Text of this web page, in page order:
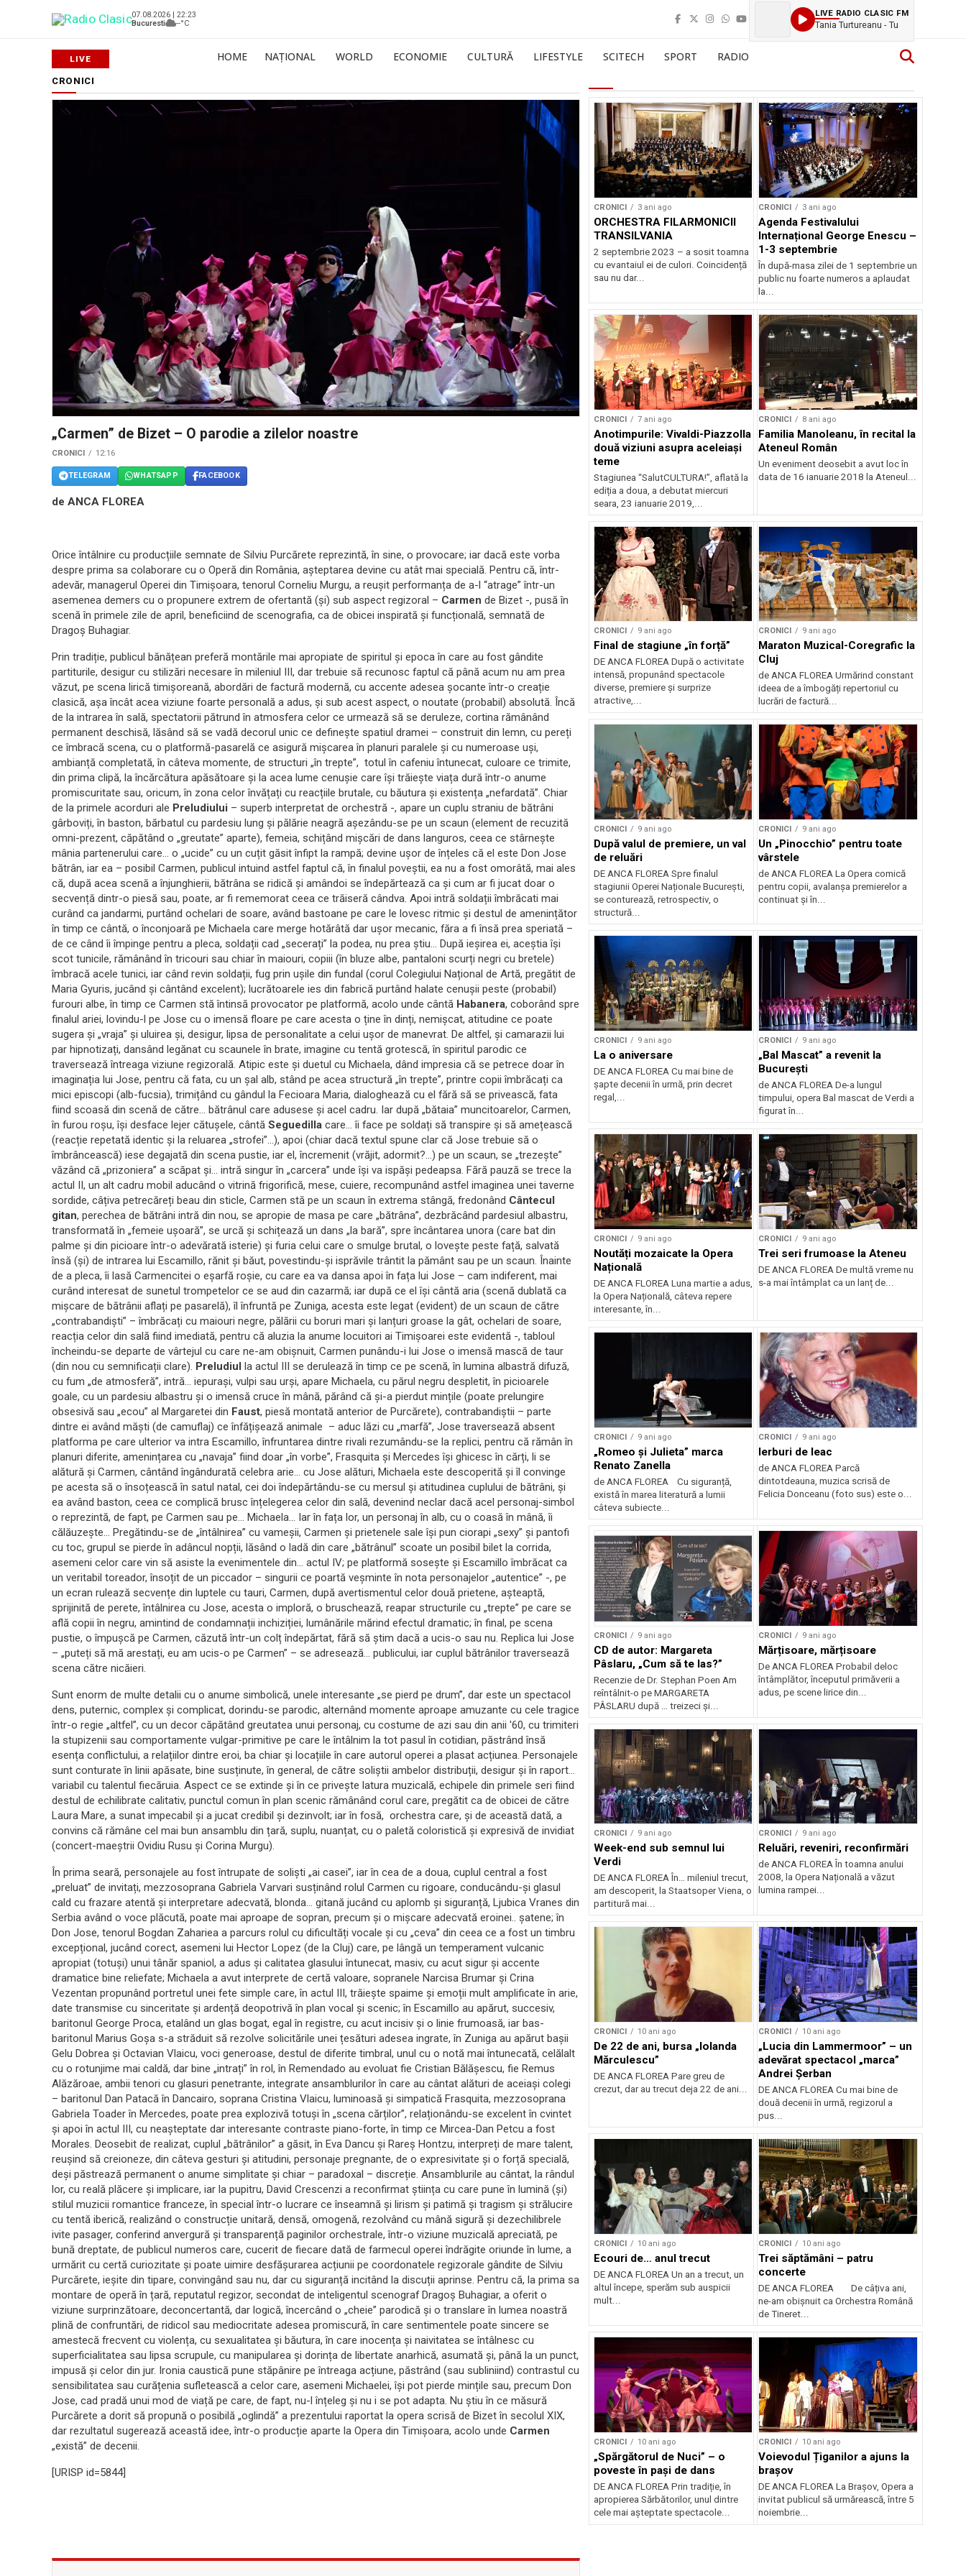
07.08.2026 | 22:23
Bucuresti
--°C
LIVE RADIO CLASIC FM
Tania Turtureanu - Tu
HOME NAȚIONAL WORLD ECONOMIE CULTURĂ LIFESTYLE SCITECH SPORT RADIO
CRONICI
„Carmen” de Bizet – O parodie a zilelor noastre
CRONICI 12:16
TELEGRAM WHATSAPP FACEBOOK
de ANCA FLOREA
Orice întâlnire cu producțiile semnate de Silviu Purcărete reprezintă, în sine, o provocare; iar dacă este vorba
despre prima sa colaborare cu o Operă din România, așteptarea devine cu atât mai specială. Pentru că, într-
adevăr, managerul Operei din Timișoara, tenorul Corneliu Murgu, a reușit performanța de a-l “atrage” într-un
asemenea demers cu o propunere extrem de ofertantă (și) sub aspect regizoral – Carmen de Bizet -, pusă în
scenă în primele zile de april, beneficiind de scenografia, ca de obicei inspirată și funcțională, semnată de
Dragoș Buhagiar.
Prin tradiție, publicul bănățean preferă montările mai apropiate de spiritul și epoca în care au fost gândite
partiturile, desigur cu stilizări necesare în mileniul III, dar trebuie să recunosc faptul că până acum nu am prea
văzut, pe scena lirică timișoreană, abordări de factură modernă, cu accente adesea șocante într-o creație
clasică, așa încât acea viziune foarte personală a adus, și sub acest aspect, o noutate (probabil) absolută. Încă
de la intrarea în sală, spectatorii pătrund în atmosfera celor ce urmează să se deruleze, cortina rămânând
permanent deschisă, lăsând să se vadă decorul unic ce definește spatiul dramei – construit din lemn, cu pereți
ce îmbracă scena, cu o platformă-pasarelă ce asigură mișcarea în planuri paralele și cu numeroase uși,
ambianță completată, în câteva momente, de structuri „în trepte”, totul în cafeniu întunecat, culoare ce trimite,
din prima clipă, la încărcătura apăsătoare și la acea lume cenușie care își trăiește viața dură într-o anume
promiscuritate sau, oricum, în zona celor învățați cu reacțiile brutale, cu băutura și existența „nefardată”. Chiar
de la primele acorduri ale Preludiului – superb interpretat de orchestră -, apare un cuplu straniu de bătrâni
gârboviți, în baston, bărbatul cu pardesiu lung și pălărie neagră așezându-se pe un scaun (element de recuzită
omni-prezent, căpătând o „greutate” aparte), femeia, schițând mișcări de dans languros, ceea ce stârnește
mânia partenerului care… o „ucide” cu un cuțit găsit înfipt la rampă; devine ușor de înțeles că el este Don Jose
bătrân, iar ea – posibil Carmen, publicul intuind astfel faptul că, în finalul poveștii, ea nu a fost omorâtă, mai ales
că, după acea scenă a înjunghierii, bătrâna se ridică și amândoi se îndepărtează ca și cum ar fi jucat doar o
secvență dintr-o piesă sau, poate, ar fi rememorat ceea ce trăiseră cândva. Apoi intră soldații îmbrăcati mai
curând ca jandarmi, purtând ochelari de soare, având bastoane pe care le lovesc ritmic și destul de amenințător
în timp ce cântă, o înconjoară pe Michaela care merge hotărâtă dar ușor mecanic, făra a fi însă prea speriată –
de ce când îi împinge pentru a pleca, soldații cad „secerați” la podea, nu prea știu… După ieșirea ei, aceștia își
scot tunicile, rămânând în tricouri sau chiar în maiouri, copiii (în bluze albe, pantaloni scurți negri cu bretele)
îmbracă acele tunici, iar când revin soldații, fug prin ușile din fundal (corul Colegiului Național de Artă, pregătit de
Maria Gyuris, jucând și cântând excelent); lucrătoarele ies din fabrică purtând halate cenușii peste (probabil)
furouri albe, în timp ce Carmen stă întinsă provocator pe platformă, acolo unde cântă Habanera, coborând spre
finalul ariei, lovindu-l pe Jose cu o imensă floare pe care acesta o ține în dinți, nemișcat, atitudine ce poate
sugera și „vraja” și uluirea și, desigur, lipsa de personalitate a celui ușor de manevrat. De altfel, și camarazii lui
par hipnotizați, dansând legănat cu scaunele în brate, imagine cu tentă grotescă, în spiritul parodic ce
traversează întreaga viziune regizorală. Atipic este și duetul cu Michaela, dând impresia că se petrece doar în
imaginația lui Jose, pentru că fata, cu un șal alb, stând pe acea structură „în trepte”, printre copii îmbrăcați ca
mici episcopi (alb-fucsia), trimițând cu gândul la Fecioara Maria, dialoghează cu el fără să se privească, fata
fiind scoasă din scenă de către… bătrânul care adusese și acel cadru. Iar după „bătaia” muncitoarelor, Carmen,
în furou roșu, își desface lejer cătușele, cântă Seguedilla care… îi face pe soldați să transpire și să amețească
(reacție repetată identic și la reluarea „strofei”…), apoi (chiar dacă textul spune clar că Jose trebuie să o
îmbrâncească) iese degajată din scena pustie, iar el, încremenit (vrăjit, adormit?…) pe un scaun, se „trezește”
văzând că „prizoniera” a scăpat și… intră singur în „carcera” unde își va ispăși pedeapsa. Fără pauză se trece la
actul II, un alt cadru mobil aducând o vitrină frigorifică, mese, cuiere, recompunând astfel imaginea unei taverne
sordide, câțiva petrecăreți beau din sticle, Carmen stă pe un scaun în extrema stângă, fredonând Cântecul
gitan, perechea de bătrâni intră din nou, se apropie de masa pe care „bătrâna”, dezbrăcând pardesiul albastru,
transformată în „femeie ușoară”, se urcă și schițează un dans „la bară”, spre încântarea unora (care bat din
palme și din picioare într-o adevărată isterie) și furia celui care o smulge brutal, o lovește peste față, salvată
însă (și) de intrarea lui Escamillo, rănit și băut, povestindu-și isprăvile trântit la pământ sau pe un scaun. Înainte
de a pleca, îi lasă Carmencitei o eșarfă roșie, cu care ea va dansa apoi în fața lui Jose – cam indiferent, mai
curând interesat de sunetul trompetelor ce se aud din cazarmă; iar după ce el își cântă aria (scenă dublată ca
mișcare de bătrânii aflați pe pasarelă), îl înfruntă pe Zuniga, acesta este legat (evident) de un scaun de către
„contrabandiști” – îmbrăcați cu maiouri negre, pălării cu boruri mari și lanțuri groase la gât, ochelari de soare,
reacția celor din sală fiind imediată, pentru că aluzia la anume locuitori ai Timișoarei este evidentă -, tabloul
încheindu-se departe de vârtejul cu care ne-am obișnuit, Carmen punându-i lui Jose o imensă mască de taur
(din nou cu semnificații clare). Preludiul la actul III se derulează în timp ce pe scenă, în lumina albastră difuză,
cu fum „de atmosferă”, intră… iepurași, vulpi sau urși, apare Michaela, cu părul negru despletit, în picioarele
goale, cu un pardesiu albastru și o imensă cruce în mână, părând că și-a pierdut mințile (poate prelungire
obsesivă sau „ecou” al Margaretei din Faust, piesă montată anterior de Purcărete), contrabandiștii – parte
dintre ei având măști (de camuflaj) ce înfățișează animale – aduc lăzi cu „marfă”, Jose traversează absent
platforma pe care ulterior va intra Escamillo, înfruntarea dintre rivali rezumându-se la replici, pentru că rămân în
planuri diferite, amenințarea cu „navaja” fiind doar „în vorbe”, Frasquita și Mercedes își ghicesc în cărți, li se
alătură și Carmen, cântând îngândurată celebra arie… cu Jose alături, Michaela este descoperită și îl convinge
pe acesta să o însoțească în satul natal, cei doi îndepărtându-se cu mersul și atitudinea cuplului de bătrâni, și
ea având baston, ceea ce complică brusc înțelegerea celor din sală, devenind neclar dacă acel personaj-simbol
o reprezintă, de fapt, pe Carmen sau pe… Michaela… Iar în fața lor, un personaj în alb, cu o coasă în mână, îi
călăuzește… Pregătindu-se de „întâlnirea” cu vameșii, Carmen și prietenele sale își pun ciorapi „sexy” și pantofi
cu toc, grupul se pierde în adâncul nopții, lăsând o ladă din care „bătrânul” scoate un posibil bilet la corrida,
asemeni celor care vin să asiste la evenimentele din… actul IV; pe platformă sosește și Escamillo îmbrăcat ca
un veritabil toreador, însoțit de un piccador – singurii ce poartă veșminte în nota personajelor „autentice” -, pe
un ecran rulează secvențe din luptele cu tauri, Carmen, după avertismentul celor două prietene, așteaptă,
sprijinită de perete, întâlnirea cu Jose, acesta o imploră, o bruschează, reapar structurile cu „trepte” pe care se
află copii în negru, amintind de condamnații inchiziției, lumânările mărind efectul dramatic; în final, pe scena
pustie, o împușcă pe Carmen, căzută într-un colț îndepărtat, fără să știm dacă a ucis-o sau nu. Replica lui Jose
– „puteți să mă arestați, eu am ucis-o pe Carmen” – se adresează… publicului, iar cuplul bătrânilor traversează
scena către nicăieri.
Sunt enorm de multe detalii cu o anume simbolică, unele interesante „se pierd pe drum”, dar este un spectacol
dens, puternic, complex și complicat, dorindu-se parodic, alternând momente aproape amuzante cu cele tragice
într-o regie „altfel”, cu un decor căpătând greutatea unui personaj, cu costume de azi sau din anii '60, cu trimiteri
la stupizenii sau comportamente vulgar-primitive pe care le întâlnim la tot pasul în cotidian, păstrând însă
esența conflictului, a relațiilor dintre eroi, ba chiar și locațiile în care autorul operei a plasat acțiunea. Personajele
sunt conturate în linii apăsate, bine susținute, în general, de către soliștii ambelor distribuții, desigur și în raport…
variabil cu talentul fiecăruia. Aspect ce se extinde și în ce privește latura muzicală, echipele din primele seri fiind
destul de echilibrate calitativ, punctul comun în plan scenic rămânând corul care, pregătit ca de obicei de către
Laura Mare, a sunat impecabil și a jucat credibil și dezinvolt; iar în fosă, orchestra care, și de această dată, a
convins că rămâne cel mai bun ansamblu din țară, suplu, nuanțat, cu o paletă coloristică și expresivă de invidiat
(concert-maeștrii Ovidiu Rusu și Corina Murgu).
În prima seară, personajele au fost întrupate de soliști „ai casei”, iar în cea de a doua, cuplul central a fost
„preluat” de invitați, mezzosoprana Gabriela Varvari susținând rolul Carmen cu rigoare, conducându-și glasul
cald cu frazare atentă și interpretare adecvată, blonda… gitană jucând cu aplomb și siguranță, Ljubica Vranes din
Serbia având o voce plăcută, poate mai aproape de sopran, precum și o mișcare adecvată eroinei.. șatene; în
Don Jose, tenorul Bogdan Zahariea a parcurs rolul cu dificultăți vocale și cu „ceva” din ceea ce a fost un timbru
excepțional, jucând corect, asemeni lui Hector Lopez (de la Cluj) care, pe lângă un temperament vulcanic
apropiat (totuși) unui tânăr spaniol, a adus și calitatea glasului întunecat, masiv, cu acut sigur și accente
dramatice bine reliefate; Michaela a avut interprete de certă valoare, sopranele Narcisa Brumar și Crina
Vezentan propunând portretul unei fete simple care, în actul III, trăiește spaime și emoții mult amplificate în arie,
date transmise cu sinceritate și ardență deopotrivă în plan vocal și scenic; în Escamillo au apărut, succesiv,
baritonul George Proca, etalând un glas bogat, egal în registre, cu acut incisiv și o linie frumoasă, iar bas-
baritonul Marius Goșa s-a străduit să rezolve solicitările unei țesături adesea ingrate, în Zuniga au apărut bașii
Gelu Dobrea și Octavian Vlaicu, voci generoase, destul de diferite timbral, unul cu o notă mai întunecată, celălalt
cu o rotunjime mai caldă, dar bine „intrați” în rol, în Remendado au evoluat fie Cristian Bălășescu, fie Remus
Alăzăroae, ambii tenori cu glasuri penetrante, integrate ansamblurilor în care au cântat alături de aceiași colegi
– baritonul Dan Patacă în Dancairo, soprana Cristina Vlaicu, luminoasă și simpatică Frasquita, mezzosoprana
Gabriela Toader în Mercedes, poate prea explozivă totuși în „scena cărților”, relaționându-se excelent în cvintet
și apoi în actul III, cu neașteptate dar interesante contraste piano-forte, în timp ce Mircea-Dan Petcu a fost
Morales. Deosebit de realizat, cuplul „bătrânilor” a găsit, în Eva Dancu și Rareș Hontzu, interpreți de mare talent,
reușind să creioneze, din câteva gesturi și atitudini, personaje pregnante, de o expresivitate și o forță specială,
deși păstrează permanent o anume simplitate și chiar – paradoxal – discreție. Ansamblurile au cântat, la rândul
lor, cu reală plăcere și implicare, iar la pupitru, David Crescenzi a reconfirmat știința cu care pune în lumină (și)
stilul muzicii romantice franceze, în special într-o lucrare ce înseamnă și lirism și patimă și tragism și strălucire
cu tentă iberică, realizând o construcție unitară, densă, omogenă, rezolvând cu mână sigură și dezechilibrele
ivite pasager, conferind anvergură și transparență paginilor orchestrale, într-o viziune muzicală apreciată, pe
bună dreptate, de publicul numeros care, cucerit de fiecare dată de farmecul operei îndrăgite oriunde în lume, a
urmărit cu certă curiozitate și poate uimire desfășurarea acțiunii pe coordonatele regizorale gândite de Silviu
Purcărete, ieșite din tipare, convingând sau nu, dar cu siguranță incitând la discuții aprinse. Pentru că, la prima sa
montare de operă în țară, reputatul regizor, secondat de inteligentul scenograf Dragoș Buhagiar, a oferit o
viziune surprinzătoare, deconcertantă, dar logică, încercând o „cheie” parodică și o translare în lumea noastră
plină de confruntări, de ridicol sau mediocritate adesea promiscură, în care sentimentele poate sincere se
amestecă frecvent cu violența, cu sexualitatea și băutura, în care inocența și naivitatea se întâlnesc cu
superficialitatea sau lipsa scrupule, cu manipularea și dorința de libertate anarhică, asumată și, până la un punct,
impusă și celor din jur. Ironia caustică pune stăpânire pe întreaga acțiune, păstrând (sau subliniind) contrastul cu
sensibilitatea sau curățenia sufletească a celor care, asemeni Michaelei, își pot pierde mințile sau, precum Don
Jose, cad pradă unui mod de viață pe care, de fapt, nu-l înțeleg și nu i se pot adapta. Nu știu în ce măsură
Purcărete a dorit să propună o posibilă „oglindă” a prezentului raportat la opera scrisă de Bizet în secolul XIX,
dar rezultatul sugerează această idee, într-o producție aparte la Opera din Timișoara, acolo unde Carmen
„există” de decenii.
[URISP id=5844]
CRONICI 3 ani ago
ORCHESTRA FILARMONICII
TRANSILVANIA
2 septembrie 2023 – a sosit toamna
cu evantaiul ei de culori. Coincidență
sau nu dar...
CRONICI 3 ani ago
Agenda Festivalului
Internațional George Enescu –
1-3 septembrie
În după-masa zilei de 1 septembrie un
public nu foarte numeros a aplaudat
la...
CRONICI 7 ani ago
Anotimpurile: Vivaldi-Piazzolla
două viziuni asupra aceleiași
teme
Stagiunea “SalutCULTURA!”, aflată la
ediția a doua, a debutat miercuri
seara, 23 ianuarie 2019,...
CRONICI 8 ani ago
Familia Manoleanu, în recital la
Ateneul Român
Un eveniment deosebit a avut loc în
data de 16 ianuarie 2018 la Ateneul...
CRONICI 9 ani ago
Final de stagiune „în forță”
DE ANCA FLOREA După o activitate
intensă, propunând spectacole
diverse, premiere și surprize
atractive,...
CRONICI 9 ani ago
Maraton Muzical-Coregrafic la
Cluj
de ANCA FLOREA Urmărind constant
ideea de a îmbogăți repertoriul cu
lucrări de factură...
CRONICI 9 ani ago
După valul de premiere, un val
de reluări
DE ANCA FLOREA Spre finalul
stagiunii Operei Naționale București,
se conturează, retrospectiv, o
structură...
CRONICI 9 ani ago
Un „Pinocchio” pentru toate
vârstele
de ANCA FLOREA La Opera comică
pentru copii, avalanșa premierelor a
continuat și în...
CRONICI 9 ani ago
La o aniversare
DE ANCA FLOREA Cu mai bine de
șapte decenii în urmă, prin decret
regal,...
CRONICI 9 ani ago
„Bal Mascat” a revenit la
București
de ANCA FLOREA De-a lungul
timpului, opera Bal mascat de Verdi a
figurat în...
CRONICI 9 ani ago
Noutăți mozaicate la Opera
Națională
DE ANCA FLOREA Luna martie a adus,
la Opera Națională, câteva repere
interesante, în...
CRONICI 9 ani ago
Trei seri frumoase la Ateneu
DE ANCA FLOREA De multă vreme nu
s-a mai întâmplat ca un lanț de...
CRONICI 9 ani ago
„Romeo și Julieta” marca
Renato Zanella
de ANCA FLOREA Cu siguranță,
există în marea literatură a lumii
câteva subiecte...
CRONICI 9 ani ago
Ierburi de leac
de ANCA FLOREA Parcă
dintotdeauna, muzica scrisă de
Felicia Donceanu (foto sus) este o...
CRONICI 9 ani ago
CD de autor: Margareta
Pâslaru, „Cum să te las?”
Recenzie de Dr. Stephan Poen Am
reîntâlnit-o pe MARGARETA
PÂSLARU după … treizeci și...
CRONICI 9 ani ago
Mărțisoare, mărțisoare
De ANCA FLOREA Probabil deloc
întâmplător, începutul primăverii a
adus, pe scene lirice din...
CRONICI 9 ani ago
Week-end sub semnul lui
Verdi
DE ANCA FLOREA În… mileniul trecut,
am descoperit, la Staatsoper Viena, o
partitură mai...
CRONICI 9 ani ago
Reluări, reveniri, reconfirmări
de ANCA FLOREA În toamna anului
2008, la Opera Națională a văzut
lumina rampei...
CRONICI 10 ani ago
De 22 de ani, bursa „Iolanda
Mărculescu”
DE ANCA FLOREA Pare greu de
crezut, dar au trecut deja 22 de ani...
CRONICI 10 ani ago
„Lucia din Lammermoor” – un
adevărat spectacol „marca”
Andrei Șerban
DE ANCA FLOREA Cu mai bine de
două decenii în urmă, regizorul a
pus...
CRONICI 10 ani ago
Ecouri de… anul trecut
DE ANCA FLOREA Un an a trecut, un
altul începe, sperăm sub auspicii
mult...
CRONICI 10 ani ago
Trei săptămâni – patru
concerte
DE ANCA FLOREA De câțiva ani,
ne-am obișnuit ca Orchestra Română
de Tineret...
CRONICI 10 ani ago
„Spărgătorul de Nuci” – o
poveste în pași de dans
DE ANCA FLOREA Prin tradiție, în
apropierea Sărbătorilor, unul dintre
cele mai așteptate spectacole...
CRONICI 10 ani ago
Voievodul Țiganilor a ajuns la
brașov
DE ANCA FLOREA La Brașov, Opera a
invitat publicul să urmărească, între 5
noiembrie...